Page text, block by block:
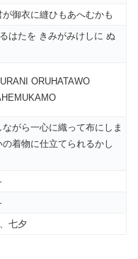
御衣に縫ひもあへむかも
はたを きみがみけしに ぬ
ORUHATAWO
がら一心に織って布にしま
着物に仕立てられるかし
七夕